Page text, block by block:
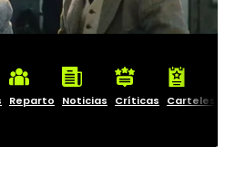
Reparto Noticias Críticas Carteles